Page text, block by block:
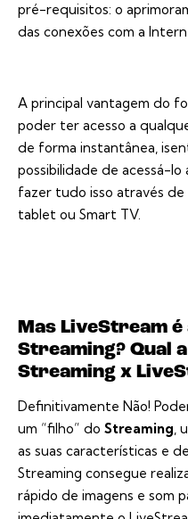
pré-requisitos: o
das conexões com a
A principal vantagem do
poder ter acesso a
de forma instantânea,
possibilidade de acessá-
fazer tudo isso através
tablet ou Smart TV.
Mas LiveStream
Streaming? Qual
Streaming x
Definitivamente Não!
um “filho” do Streaming,
as suas características e
Streaming consegue
rápido de imagens e som